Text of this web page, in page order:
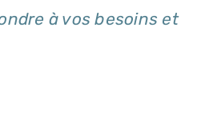
à vos besoins et